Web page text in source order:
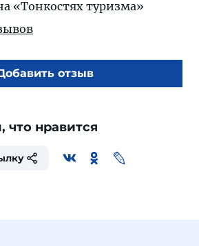
«Тонкостях туризма»
отзыв
что нравится